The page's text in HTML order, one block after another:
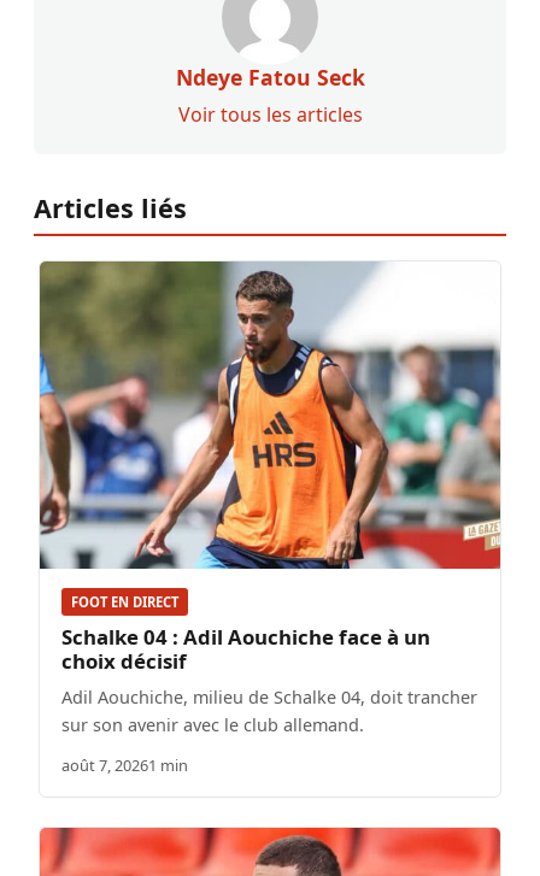
Ndeye Fatou Seck
Voir tous les articles
Articles liés
FOOT EN DIRECT
Schalke 04 : Adil Aouchiche face à un
choix décisif
Adil Aouchiche, milieu de Schalke 04, doit trancher
sur son avenir avec le club allemand.
août 7, 20261 min